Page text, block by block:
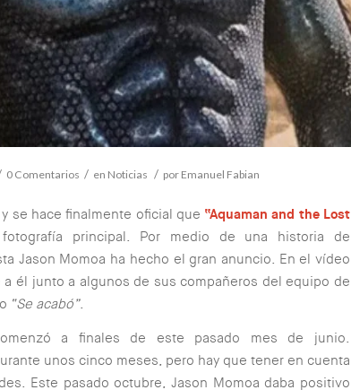
0 Comentarios / en Noticias / por Emanuel Fabian
se hace finalmente oficial que “Aquaman and the Lost
principal. Por medio de una historia de
Jason Momoa ha hecho el gran anuncio. En el vídeo
él junto a algunos de sus compañeros del equipo de
“Se acabó”.
a finales de este pasado mes de junio.
unos cinco meses, pero hay que tener en cuenta
Este pasado octubre, Jason Momoa daba positivo